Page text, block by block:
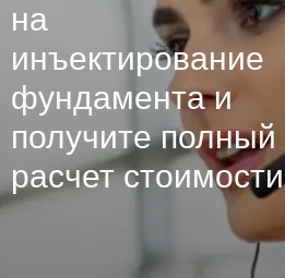
на
инъектирование
фундамента и
получите полный
расчет стоимости